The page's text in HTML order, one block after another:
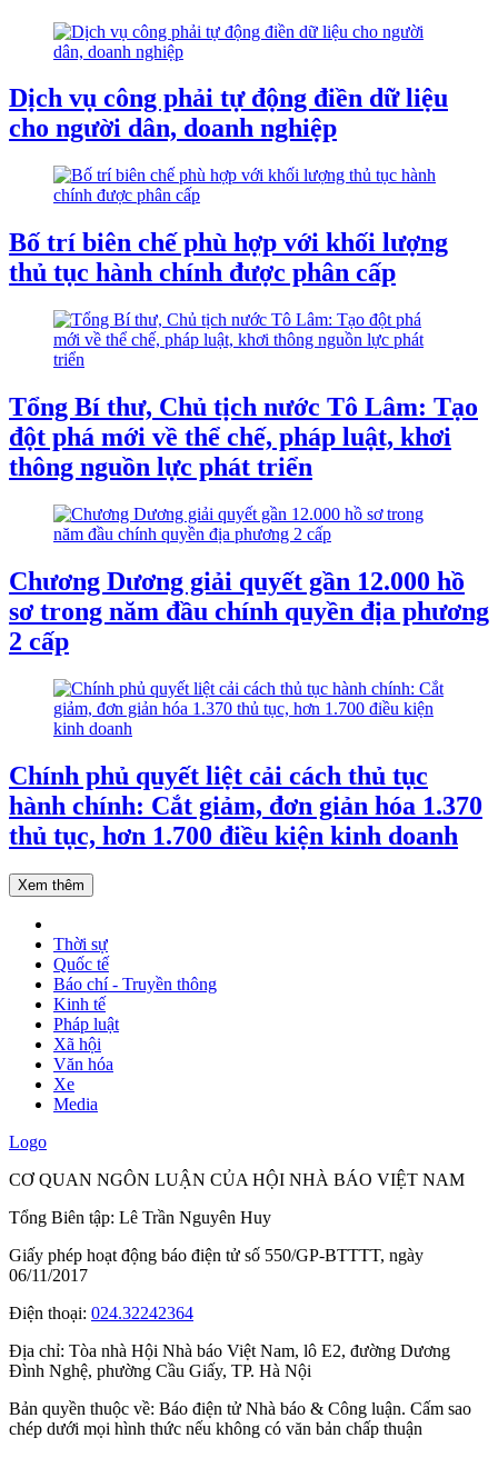
Dịch vụ công phải tự động điền dữ liệu
cho người dân, doanh nghiệp
Bố trí biên chế phù hợp với khối lượng
thủ tục hành chính được phân cấp
Tổng Bí thư, Chủ tịch nước Tô Lâm: Tạo
đột phá mới về thể chế, pháp luật, khơi
thông nguồn lực phát triển
Chương Dương giải quyết gần 12.000 hồ
sơ trong năm đầu chính quyền địa phương
2 cấp
Chính phủ quyết liệt cải cách thủ tục
hành chính: Cắt giảm, đơn giản hóa 1.370
thủ tục, hơn 1.700 điều kiện kinh doanh
Xem thêm
Thời sự
Quốc tế
Báo chí - Truyền thông
Kinh tế
Pháp luật
Xã hội
Văn hóa
Xe
Media
Logo
CƠ QUAN NGÔN LUẬN CỦA HỘI NHÀ BÁO VIỆT NAM
Tổng Biên tập: Lê Trần Nguyên Huy
Giấy phép hoạt động báo điện tử số 550/GP-BTTTT, ngày
06/11/2017
Điện thoại: 024.32242364
Địa chỉ: Tòa nhà Hội Nhà báo Việt Nam, lô E2, đường Dương
Đình Nghệ, phường Cầu Giấy, TP. Hà Nội
Bản quyền thuộc về: Báo điện tử Nhà báo & Công luận. Cấm sao
chép dưới mọi hình thức nếu không có văn bản chấp thuận